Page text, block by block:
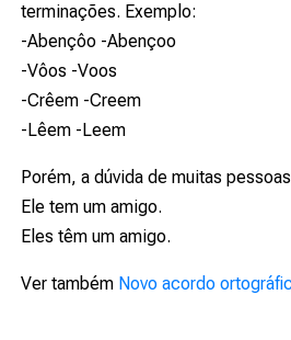
terminações. Exemplo:
-Abençôo -Abençoo
-Vôos -Voos
-Crêem -Creem
-Lêem -Leem
Porém, a dúvida de muitas
Ele tem um amigo.
Eles têm um amigo.
Ver também Novo acordo